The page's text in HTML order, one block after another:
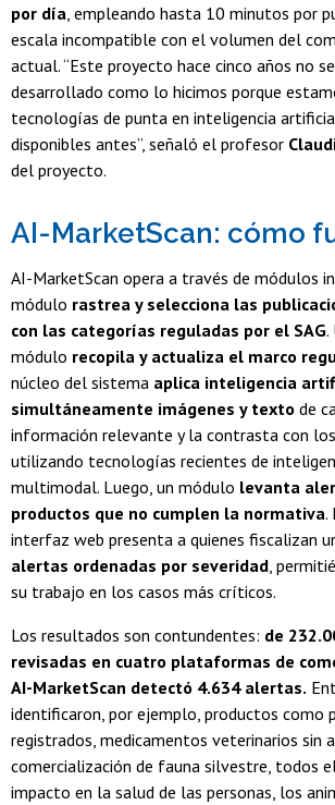
por día, empleando hasta 10 minutos por
escala incompatible con el volumen del
actual. “Este proyecto hace cinco años no
desarrollado como lo hicimos porque
tecnologías de punta en inteligencia
disponibles antes”, señaló el profesor
del proyecto.
AI-MarketScan: cómo
AI-MarketScan opera a través de módulos
módulo rastrea y selecciona las
con las categorías reguladas por el SAG.
módulo recopila y actualiza el marco
núcleo del sistema aplica inteligencia
simultáneamente imágenes y texto de
información relevante y la contrasta con
utilizando tecnologías recientes de
multimodal. Luego, un módulo levanta
productos que no cumplen la normativa.
interfaz web presenta a quienes fiscalizan
alertas ordenadas por severidad,
su trabajo en los casos más críticos.
Los resultados son contundentes: de
revisadas en cuatro plataformas de
AI-MarketScan detectó 4.634 alertas.
identificaron, por ejemplo, productos como
registrados, medicamentos veterinarios sin
comercialización de fauna silvestre, todos
impacto en la salud de las personas, los